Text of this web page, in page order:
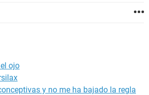
ojo
y no me ha bajado la regla